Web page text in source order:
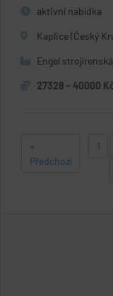
aktivní nabídka
Kaplice (Český
Engel
27328 - 40000
«
Předchozí
1